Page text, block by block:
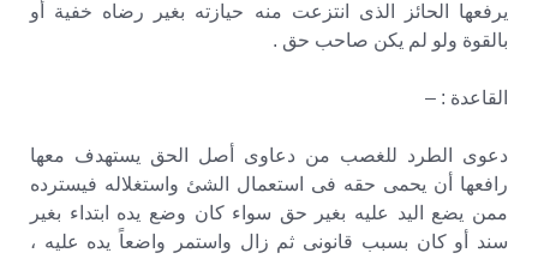
يرفعها الحائز الذى انتزعت منه حيازته بغير رضاه خفية أو
بالقوة ولو لم يكن صاحب حق .
القاعدة : –
دعوى الطرد للغصب من دعاوى أصل الحق يستهدف معها
رافعها أن يحمى حقه فى استعمال الشئ واستغلاله فيسترده
ممن يضع اليد عليه بغير حق سواء كان وضع يده ابتداء بغير
سند أو كان بسبب قانونى ثم زال واستمر واضعاً يده عليه ،